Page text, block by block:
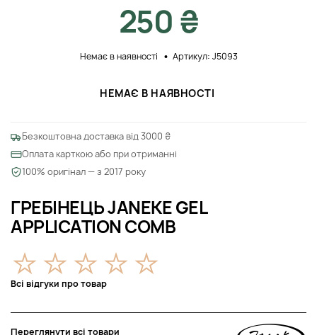
ГРЕБІНЕЦЬ JANEKE GEL
APPLICATION COMB
Всі відгуки про товар
Переглянути всі товари
250 ₴
Немає в наявності Артикул: J5093
НЕМАЄ В НАЯВНОСТІ
Безкоштовна доставка від 3000 ₴
Оплата карткою або при отриманні
100% оригінал — з 2017 року